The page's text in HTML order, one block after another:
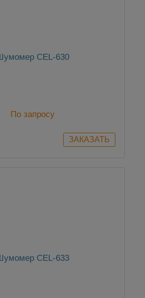
CEL-630
По запросу
CEL-633